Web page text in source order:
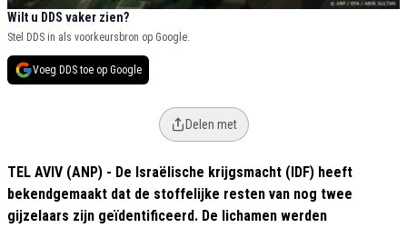
Wilt u DDS vaker zien?
Stel DDS in als voorkeursbron op Google.
Voeg DDS toe op Google
Delen met
TEL AVIV (ANP) - De Israëlische krijgsmacht (IDF) heeft
bekendgemaakt dat de stoffelijke resten van nog twee
gijzelaars zijn geïdentificeerd. De lichamen werden